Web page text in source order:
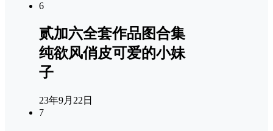
6
贰加六全套作品图合集
纯欲风俏皮可爱的小妹
子
23年9月22日
7